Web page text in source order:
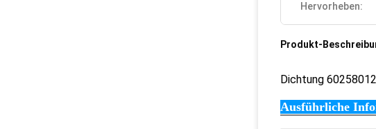
Hervorheben:
Produkt-
Dichtung 60258012
Ausführliche